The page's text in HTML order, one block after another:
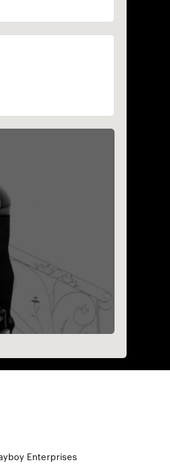
Enterprises